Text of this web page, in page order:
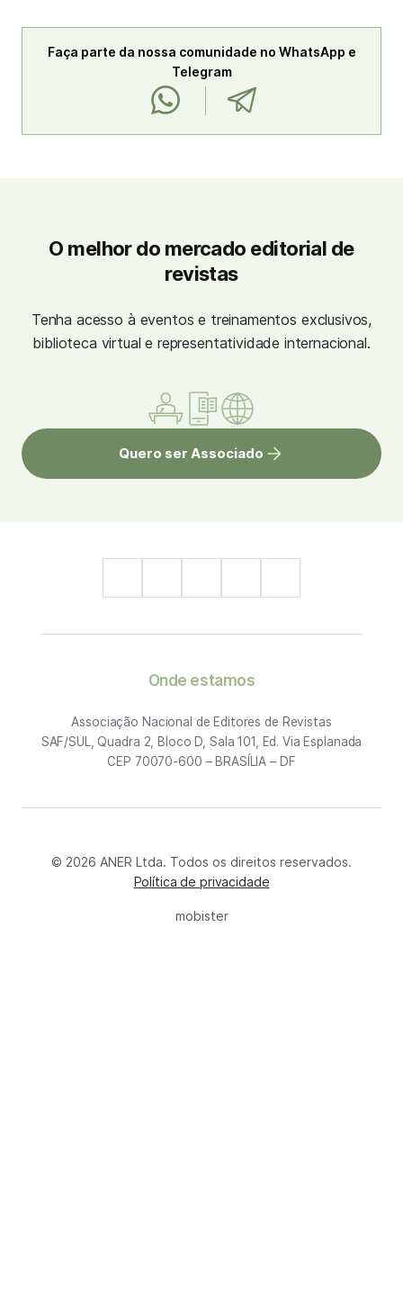
Faça parte da nossa comunidade no WhatsApp e
Telegram
O melhor do mercado editorial de
revistas
Tenha acesso à eventos e treinamentos exclusivos,
biblioteca virtual e representatividade internacional.
Quero ser Associado
Onde estamos
Associação Nacional de Editores de Revistas
SAF/SUL, Quadra 2, Bloco D, Sala 101, Ed. Via Esplanada
CEP 70070-600 – BRASÍLIA – DF
© 2026 ANER Ltda. Todos os direitos reservados.
Política de privacidade
mobister